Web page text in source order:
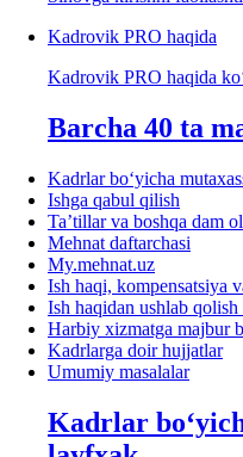
Kadrovik PRO haqida
Kadrovik PRO haqida
Barcha 40 ta
Kadrlar boʻyicha
Ishga qabul qilish
Ta’tillar va boshqa dam
Mehnat daftarchasi
My.mehnat.uz
Ish haqi, kompensatsiya
Ish haqidan ushlab qolish
Harbiy хizmatga majbur
Kadrlarga doir hujjatlar
Umumiy masalalar
Kadrlar